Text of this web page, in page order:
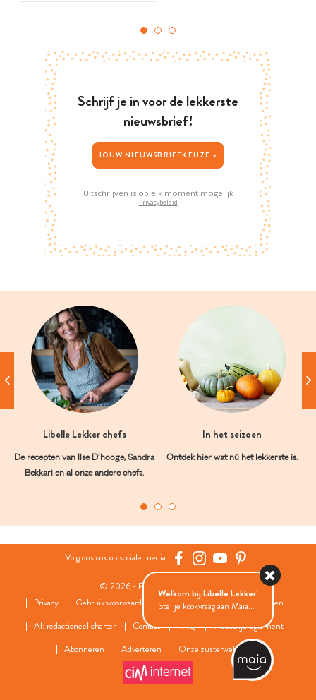
Schrijf je in voor de lekkerste
nieuwsbrief!
JOUW NIEUWSBRIEFKEUZE >
Uitschrijven is op elk moment mogelijk
Privacybeleid
Libelle Lekker chefs
De recepten van Ilse D’hooge, Sandra
Bekkari en al onze andere chefs.
In het seizoen
Ontdek hier wat nú het lekkerste is.
Volg ons ook op sociale media:
© 2026 - Roularta Media Group
Privacy
Gebruiksvoorwaarden Cookies
Cookies instellingen
AI: redactioneel charter
Contact FAQ
Wedstrijdreglement
Abonneren
Adverteren Onze zusterwebsites
Welkom bij Libelle Lekker!
Stel je kookvraag aan Maia...